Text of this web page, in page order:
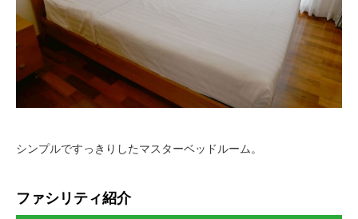
シンプルですっきりしたマスターベッドルーム。
ファシリティ紹介